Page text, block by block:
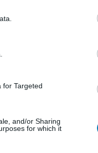
for Targeted
and/or Sharing
for which it